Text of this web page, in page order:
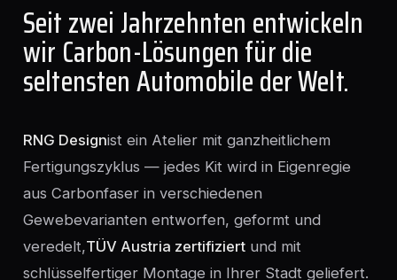
Seit zwei Jahrzehnten entwickeln
wir Carbon-Lösungen für die
seltensten Automobile der Welt.
RNG Designist ein Atelier mit ganzheitlichem
Fertigungszyklus — jedes Kit wird in Eigenregie
aus Carbonfaser in verschiedenen
Gewebevarianten entworfen, geformt und
veredelt,TÜV Austria zertifiziert und mit
schlüsselfertiger Montage in Ihrer Stadt geliefert.